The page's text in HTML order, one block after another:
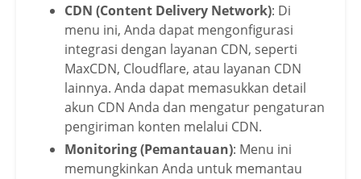
CDN (Content Delivery Network): Di
menu ini, Anda dapat mengonfigurasi
integrasi dengan layanan CDN, seperti
MaxCDN, Cloudflare, atau layanan CDN
lainnya. Anda dapat memasukkan detail
akun CDN Anda dan mengatur pengaturan
pengiriman konten melalui CDN.
Monitoring (Pemantauan): Menu ini
memungkinkan Anda untuk memantau